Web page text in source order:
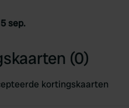
sep.
(0)
kortingskaarten